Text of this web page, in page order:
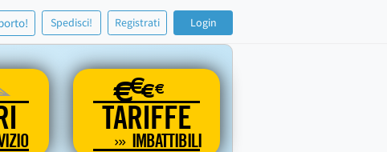
Spedisci! Registrati Login
€€€€
TARIFFE
IMBATTIBILI